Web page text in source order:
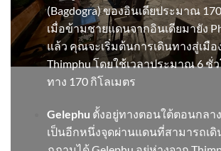
(Bagdogra) ของอินเดียประมาณ
เมื่อข้ามชายแดนจากอินเดียมายัง
แล้ว คุณจะเริ่มต้นการเดินทางสู่เมือ
Thimphu โดยใช้เวลาประมาณ 6 ชั่
ทาง 170 กิโลเมตร
Gelephu ตั้งอยู่ทางตอนใต้ตอนกลา
เป็นอีกหนึ่งจุดผ่านแดนที่สามารถเดิ